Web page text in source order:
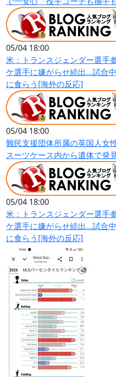
05/04 18:00
米：トランスジェンダー選手
ケ選手に嫌がらせ続出…試合
に食らう[海外の反応]
05/04 18:00
難民支援団体所属の英国人女
スーツケース内から遺体で発
05/04 18:00
米：トランスジェンダー選手
ケ選手に嫌がらせ続出…試合
に食らう[海外の反応]